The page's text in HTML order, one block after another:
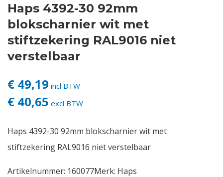
Vacatures
Haps 4392-30 92mm
blokscharnier wit met
stiftzekering RAL9016 niet
verstelbaar
€ 49,19 incl BTW
€ 40,65 excl BTW
Haps 4392-30 92mm blokscharnier wit met
stiftzekering RAL9016 niet verstelbaar
Artikelnummer: 160077Merk: Haps